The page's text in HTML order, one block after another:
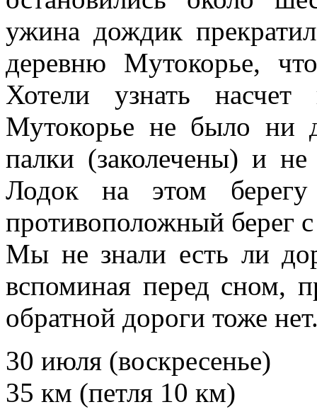
ужина дождик
деревню Мyтокорье,
Хотели узнать
Мутокорье не было ни
палки (заколечены) и
Лодок на этом
противоположный берег
Мы не знали есть ли
вспоминая перед сном,
обратной дороги тоже
30 июля (воскресенье)
35 км (петля 10 км)